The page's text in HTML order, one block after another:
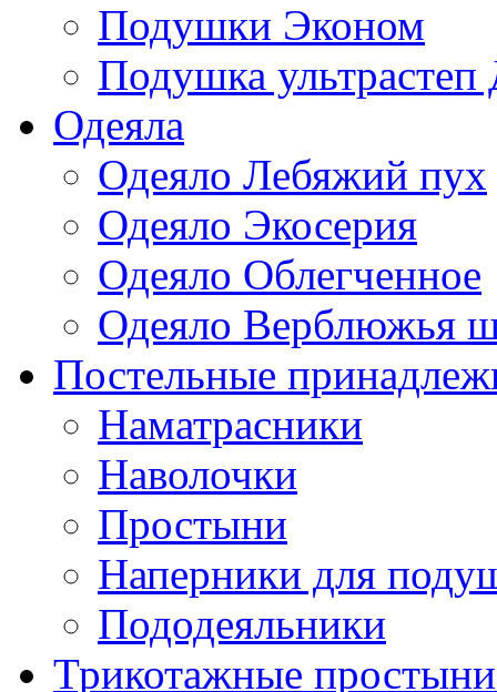
Подушки Эконом
Подушка ультрастеп
Одеяла
Одеяло Лебяжий пух
Одеяло Экосерия
Одеяло Облегченное
Одеяло Верблюжья
Постельные
Наматрасники
Наволочки
Простыни
Наперники для
Пододеяльники
Трикотажные